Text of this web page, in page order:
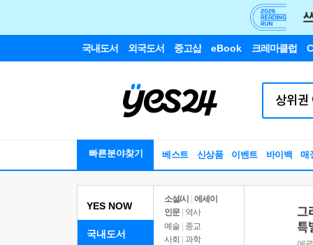
국내도서 외국도서 중고샵 eBook 크레마클럽
빠른분야찾기 베스트 신상품 이벤트 바이백 매
YES NOW
국내도서
소설/시
에세이
인문
역사
예술 | 종교
사회 | 과학